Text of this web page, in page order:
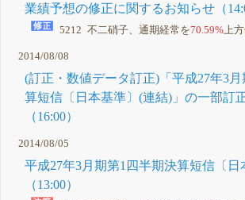
業績予想の修正に関するお知らせ（
5212 不二硝子、通期経常を70.59% 上
2014/08/08
(訂正・数値データ訂正)「平成27年3
算短信〔日本基準〕(連結)」の一部訂
（16:00）
2014/08/05
平成27年3月期第1四半期決算短信〔日
（13:00）